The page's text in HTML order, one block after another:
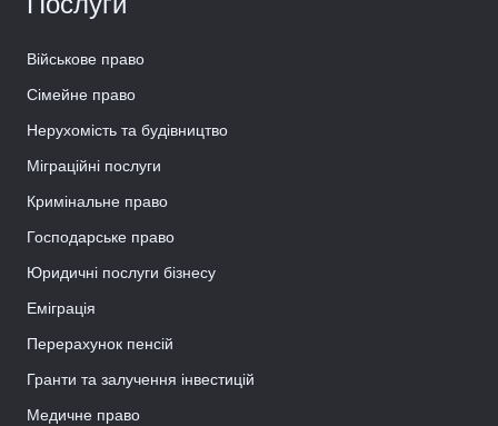
Військове право
Сімейне право
Нерухомість та будівництво
Міграційні послуги
Кримінальне право
Господарське право
Юридичні послуги бізнесу
Еміграція
Перерахунок пенсій
Гранти та залучення інвестицій
Медичне право